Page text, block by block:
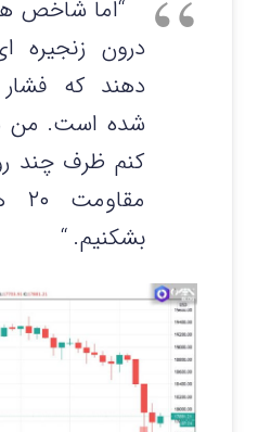
“اما شاخص
درون
دهند که
شده است. من
کنم ظرف چند
بشکنیم. “